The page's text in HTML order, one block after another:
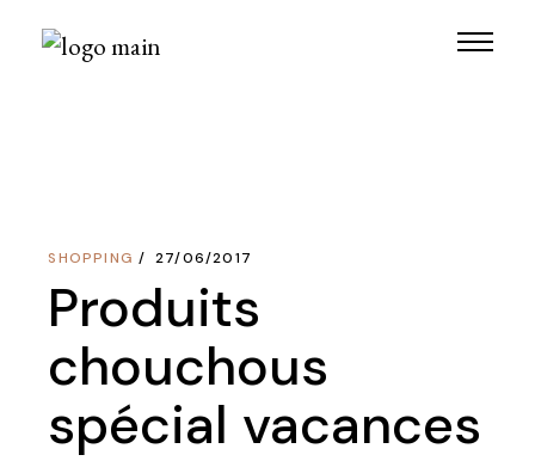
SHOPPING 27/06/2017
Produits
chouchous
spécial vacances